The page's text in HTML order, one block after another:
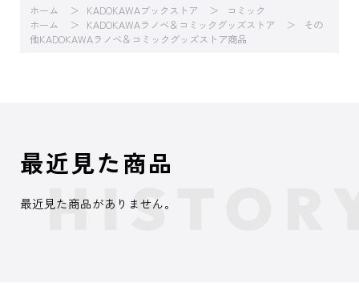
ホーム KADOKAWAブックストア
コミック
ホーム
KADOKAWAラノベ＆コミックグッズストア
その
他KADOKAWAラノベ＆コミックグッズストア商品
最近見た商品
最近見た商品がありません。